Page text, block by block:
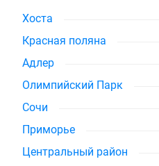
Хоста
Красная поляна
Адлер
Олимпийский Парк
Сочи
Приморье
Центральный район